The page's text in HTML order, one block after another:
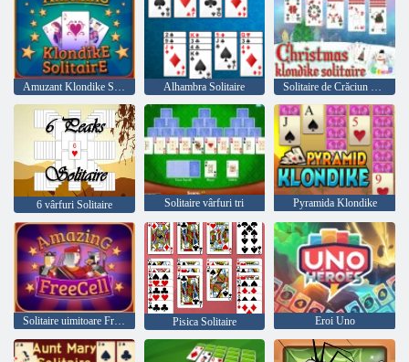
Amuzant Klondike Solitaire Alhambra Solitaire Solitaire de Crăciun Klondike
6 vârfuri Solitaire Solitaire vârfuri tri Pyramida Klondike
Solitaire uimitoare Freecell Pisica Solitaire Eroi Uno